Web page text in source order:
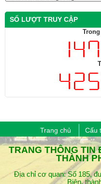
SỐ LƯỢT TRUY CẬP
Trong
Trang chủ Cấu
​TRANG THÔNG TIN
THÀNH
Địa chỉ cơ quan: Số 185,
Biên,